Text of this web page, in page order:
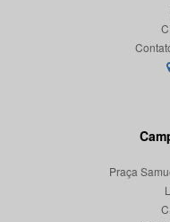
Praça